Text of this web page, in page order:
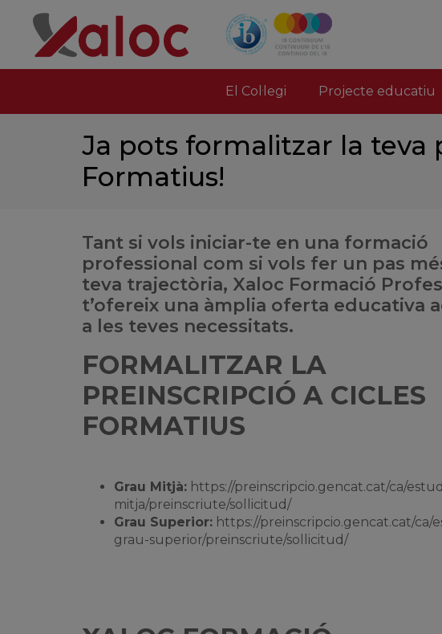
El Col·legi Projecte educatiu
Ja pots formalitzar la teva
Formatius!
Tant si vols iniciar-te en una formació
professional com si vols fer un pas
teva trajectòria, Xaloc Formació
t’ofereix una àmplia oferta educativa
a les teves necessitats.
FORMALITZAR LA
PREINSCRIPCIÓ A CICLES
FORMATIUS
Grau Mitjà: https://preinscripcio.gencat.cat/ca/
mitja/preinscriute/sollicitud/
Grau Superior: https://preinscripcio.gencat.cat/ca/
grau-superior/preinscriute/sollicitud/